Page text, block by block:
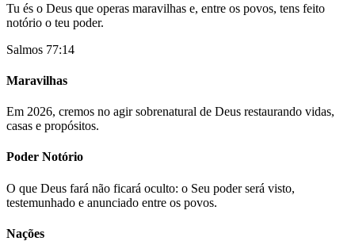
Tu és o Deus que operas maravilhas e, entre os povos, tens feito
notório o teu poder.
Salmos 77:14
Maravilhas
Em 2026, cremos no agir sobrenatural de Deus restaurando vidas,
casas e propósitos.
Poder Notório
O que Deus fará não ficará oculto: o Seu poder será visto,
testemunhado e anunciado entre os povos.
Nações